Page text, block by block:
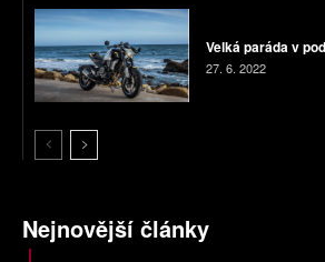
Velká paráda v
27. 6. 2022
Nejnovější články